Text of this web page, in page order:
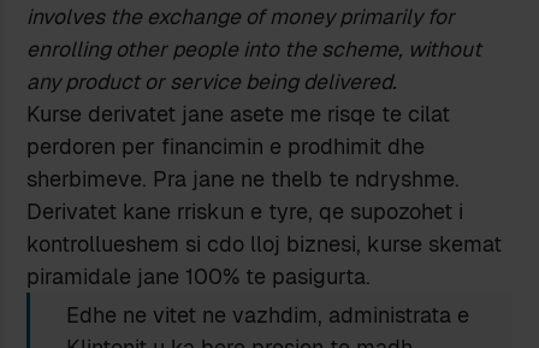
involves the exchange of money primarily for
enrolling other people into the scheme, without
any product or service being delivered.
Kurse derivatet jane asete me risqe te cilat
perdoren per financimin e prodhimit dhe
sherbimeve. Pra jane ne thelb te ndryshme.
Derivatet kane rriskun e tyre, qe supozohet i
kontrollueshem si cdo lloj biznesi, kurse skemat
piramidale jane 100% te pasigurta.
Edhe ne vitet ne vazhdim, administrata e